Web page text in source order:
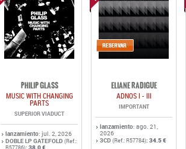
PHILIP GLASS
MUSIC WITH CHANGING
PARTS
SUPERIOR VIADUCT
lanzamiento: jul. 2, 2026
DOBLE LP GATEFOLD (Ref.:
: 38.0 €
ELIANE RADIGUE
ADNOS I - III
IMPORTANT
lanzamiento: ago. 21,
2026
3CD (Ref.: R57784): 34.5 €